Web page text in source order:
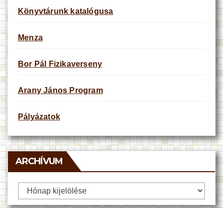
Könyvtárunk katalógusa
Menza
Bor Pál Fizikaverseny
Arany János Program
Pályázatok
ARCHÍVUM
Archívum